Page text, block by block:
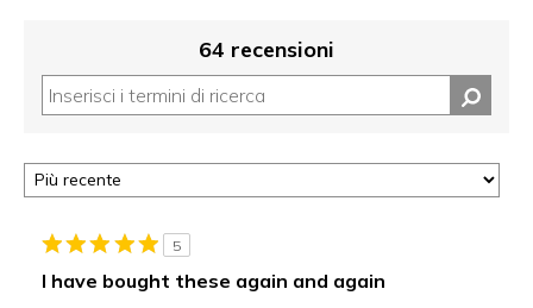
64 recensioni
5
I have bought these again and again